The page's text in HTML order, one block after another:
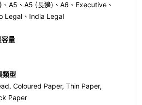
A5、A5 (長邊)、A6、Executive、
Legal、India Legal
容量
類型
Coloured Paper, Thin Paper,
Paper